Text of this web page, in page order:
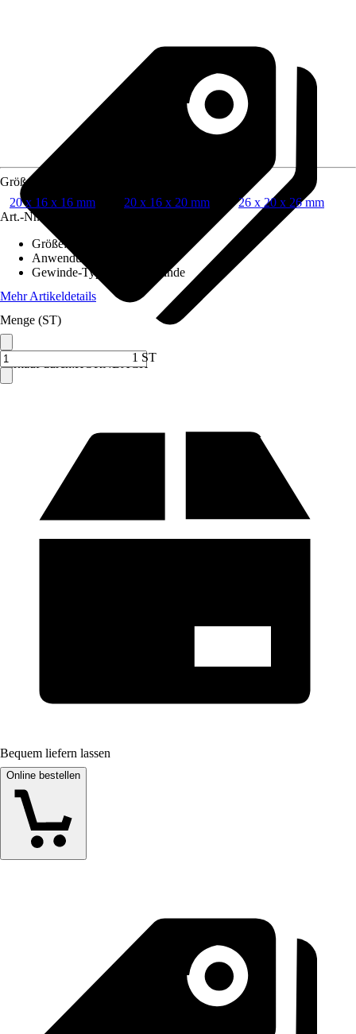
Verkauf durch:HORNBACH
Größe
20 x 16 x 16 mm
20 x 16 x 20 mm
26 x 20 x 26 mm
Art.-Nr.
Größe:
Anwendung
Gewinde-Typ
Ohne Gewinde
Mehr Artikeldetails
Menge (ST)
1 ST
Bequem liefern lassen
Online bestellen